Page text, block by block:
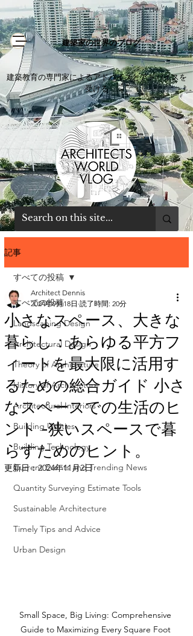
建築家の世界のブログ
建築教育の専門家によるアドバイスとアドバイスを
受ける
記事
すべての投稿
Landscaping Design
Architectural Design
Theory of Architecture
History of Architecture
Architectural Interiors
Building Utilities
Building Technology
Current Events and Trending News
Quantity Surveying Estimate Tools
Sustainable Architecture
Timely Tips and Advice
Urban Design
すべての投稿
小さなスペース、大きな
暮らし：あらゆる平方フ
ィートを最大限に活用す
るための総合ガイド 小さ
なスペースでの生活のヒ
ント -狭いスペースで暮
らすためのヒント。
Architect Dennis
2024年9月18日 読了時間: 20分
更新日：2024年11月2日
Small Space, Big Living: Comprehensive
Guide to Maximizing Every Square Foot